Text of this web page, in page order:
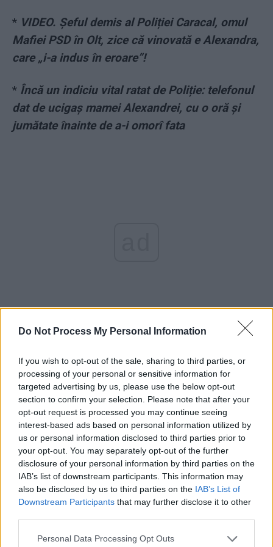
Do Not Process My Personal Information
If you wish to opt-out of the sale, sharing to third parties, or
processing of your personal or sensitive information for
targeted advertising by us, please use the below opt-out
section to confirm your selection. Please note that after your
opt-out request is processed you may continue seeing
interest-based ads based on personal information utilized by
us or personal information disclosed to third parties prior to
your opt-out. You may separately opt-out of the further
disclosure of your personal information by third parties on the
IAB’s list of downstream participants. This information may
also be disclosed by us to third parties on the IAB’s List of
Downstream Participants that may further disclose it to other
Personal Data Processing Opt Outs
* VIDEO. Șeful demis al Poliției Caracal, omul
Mafiei PSD în Olt, zice că vinovată e Alexandra,
care „i-a indus în eroare”!
* Încă un indiciu vital ratat de Poliție: telefonul
dat de ucigaș mamei Alexandrei, cu o oră și
jumătate înainte de a-i omorî fata
*Presimțire sumbră a Alexandrei? Mesaj cu 5
zile înainte de a fi răpită: „S-a zis cu mine”.
Pasărea străpunsă de suliță
*Paranoia: PSD-iștii cred că în spatele crimelor
de la Caracal se află serviciile secrete, pentru a
le distruge partidul
*HORROR. „Mamă soacră, fata e bine și va
merge în Anglia, să facă bani”. Asta i-a spus
mamei Alexandrei monstrul din Caracal, când